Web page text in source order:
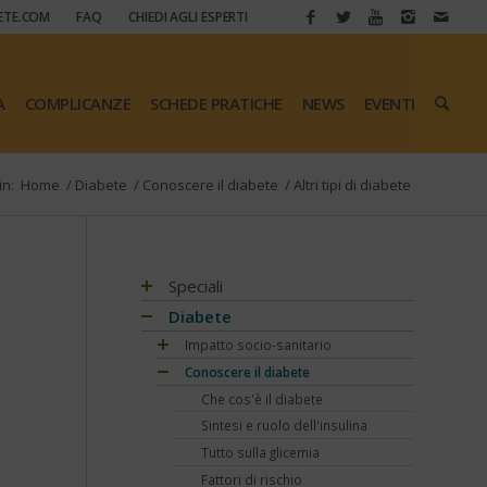
FAQ CHIEDI AGLI ESPERTI
COMPLICANZE SCHEDE PRATICHE NEWS EVENTI
Home / Diabete / Conoscere il diabete / Altri tipi di diabete
Speciali
Antiossidanti e radicali liberi
Assistenza e diabete
Associazioni di pazienti con diabete
Automonitoraggio glicemia
Centenario dell'insulina
COVID-19 e diabete
Diabete e obesità
Diabete
Impatto socio-sanitario
Mondo, Europa
Italia
Regioni
Conoscere il diabete
Che cos'è il diabete
Sintesi e ruolo dell'insulina
Tutto sulla glicemia
Fattori di rischio